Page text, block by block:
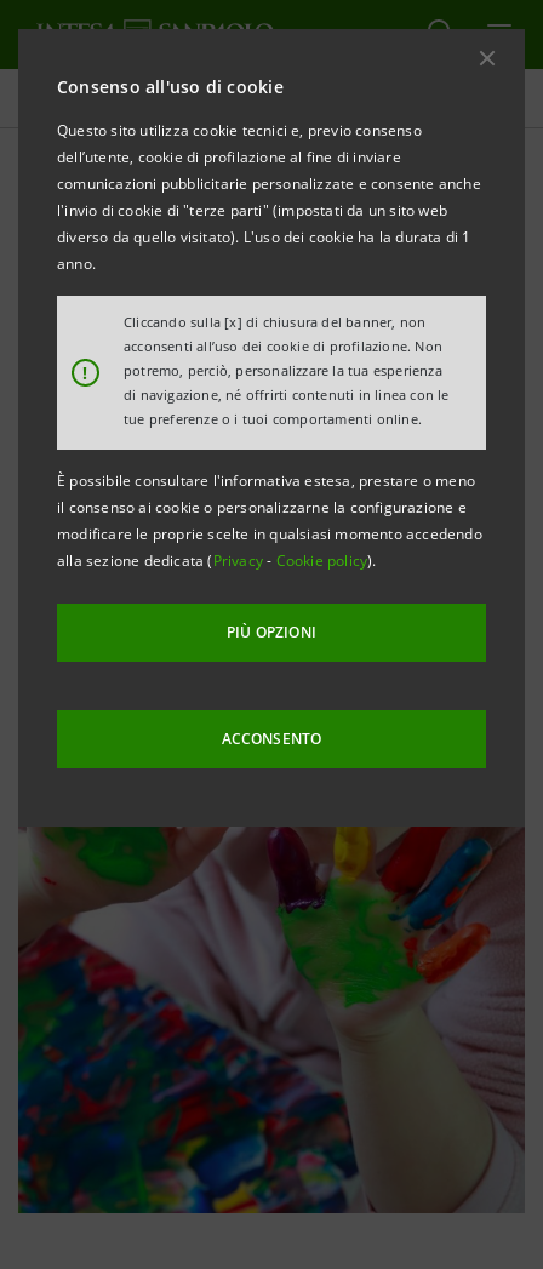
Consenso all'uso di cookie
Questo sito utilizza cookie tecnici e, previo consenso
dell’utente, cookie di profilazione al fine di inviare
comunicazioni pubblicitarie personalizzate e consente anche
l'invio di cookie di "terze parti" (impostati da un sito web
diverso da quello visitato). L'uso dei cookie ha la durata di 1
anno.
!
Cliccando sulla [x] di chiusura del banner, non
acconsenti all’uso dei cookie di profilazione. Non
potremo, perciò, personalizzare la tua esperienza
di navigazione, né offrirti contenuti in linea con le
tue preferenze o i tuoi comportamenti online.
È possibile consultare l'informativa estesa, prestare o meno
il consenso ai cookie o personalizzarne la configurazione e
modificare le proprie scelte in qualsiasi momento accedendo
alla sezione dedicata (Privacy- Cookie policy).
PIÙ OPZIONI
ACCONSENTO
Tutti i progetti
EDUCAZIONE
Le parole giuste per
confrontarsi con la disabilità